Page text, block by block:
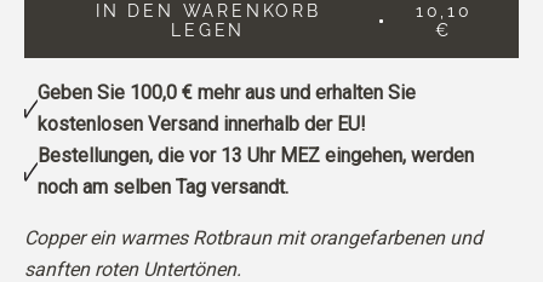
IN DEN WARENKORB
LEGEN
10,10
€
Geben Sie 100,0 €mehr aus und erhalten Sie
kostenlosen Versand innerhalb der EU!
Bestellungen, die vor 13 Uhr MEZ eingehen, werden
noch am selben Tag versandt.
Copper ein warmes Rotbraun mit orangefarbenen und
sanften roten Untertönen.